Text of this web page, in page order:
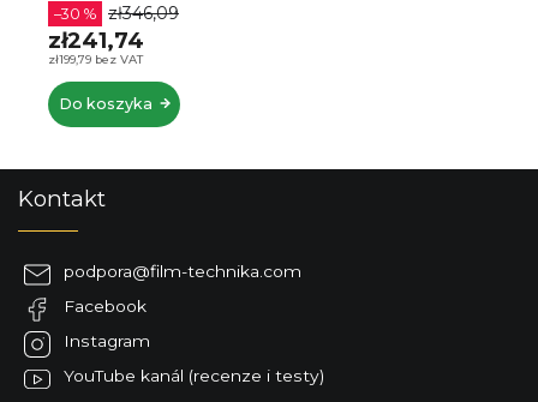
zł199,79 bez VAT
–30 % zł346,09
zł241,74
Do koszyka
Kontakt
podpora@film-technika.com
Facebook
Instagram
YouTube kanál (recenze i testy)